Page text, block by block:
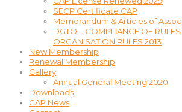
SECP Certificate CAP
Memorandum & Articles of
DGTO – COMPLIANCE OF
ORGANISATION RULES 2013
New Membership
Renewal Membership
Gallery
Annual General Meeting 2020
Downloads
CAP News